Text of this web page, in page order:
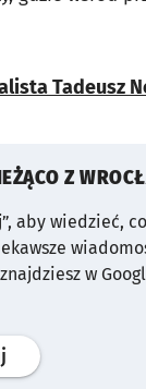
Tadeusz
Z
aby wiedzieć,
w
profil